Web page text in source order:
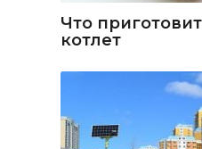
Что
котлет